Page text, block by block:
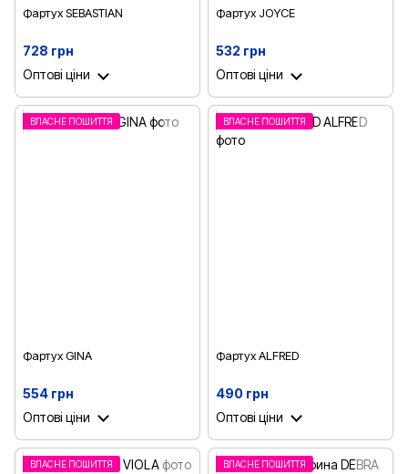
Фартух SEBASTIAN
728 грн
Оптові ціни
Фартух JOYCE
532 грн
Оптові ціни
ВЛАСНЕ ПОШИТТЯ
Фартух GINA
554 грн
Оптові ціни
ВЛАСНЕ ПОШИТТЯ
Фартух ALFRED
490 грн
Оптові ціни
ВЛАСНЕ ПОШИТТЯ ВЛАСНЕ ПОШИТТЯ